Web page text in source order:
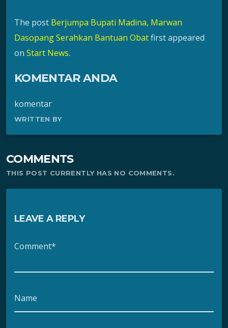
The post Berjumpa Bupati Madina, Marwan
Dasopang Serahkan Bantuan Obatfirst appeared
on Start News.
KOMENTAR ANDA
komentar
WRITTEN BY
COMMENTS
THIS POST CURRENTLY HAS NO COMMENTS.
LEAVE A REPLY
Comment*
Name